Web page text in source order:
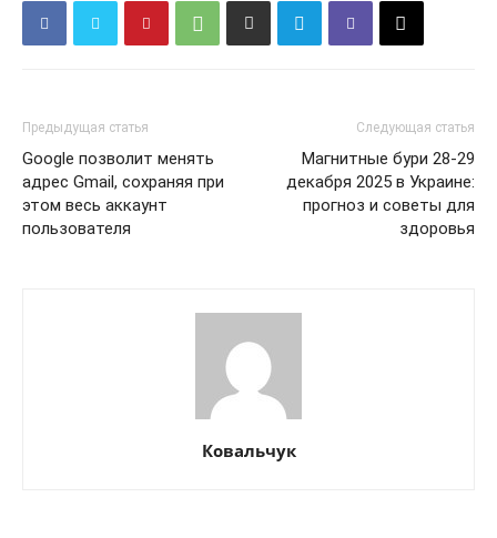
Предыдущая статья
Google позволит менять
адрес Gmail, сохраняя при
этом весь аккаунт
пользователя
Следующая статья
Магнитные бури 28-29
декабря 2025 в Украине:
прогноз и советы для
здоровья
Ковальчук